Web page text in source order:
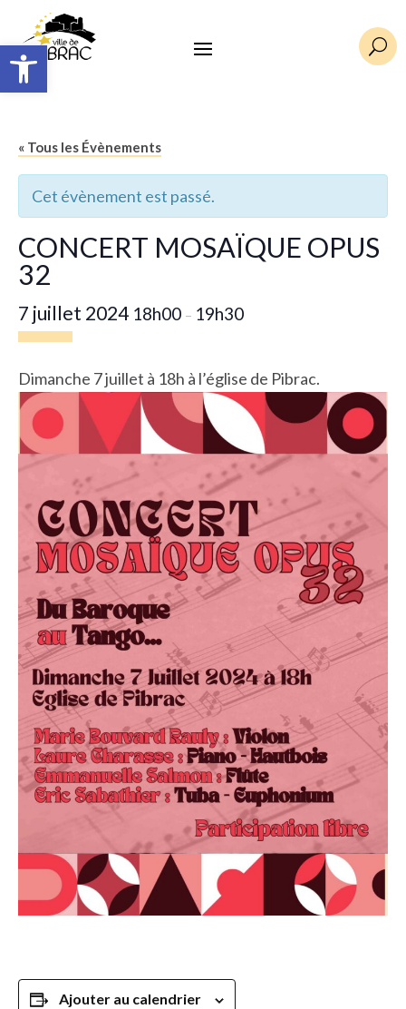
Ouvrir la barre d’outils U
« Tous les Évènements
Cet évènement est passé.
CONCERT MOSAÏQUE OPUS
32
7 juillet 2024 18h00 – 19h30
Dimanche 7 juillet à 18h à l’église de Pibrac.
Ajouter au calendrier